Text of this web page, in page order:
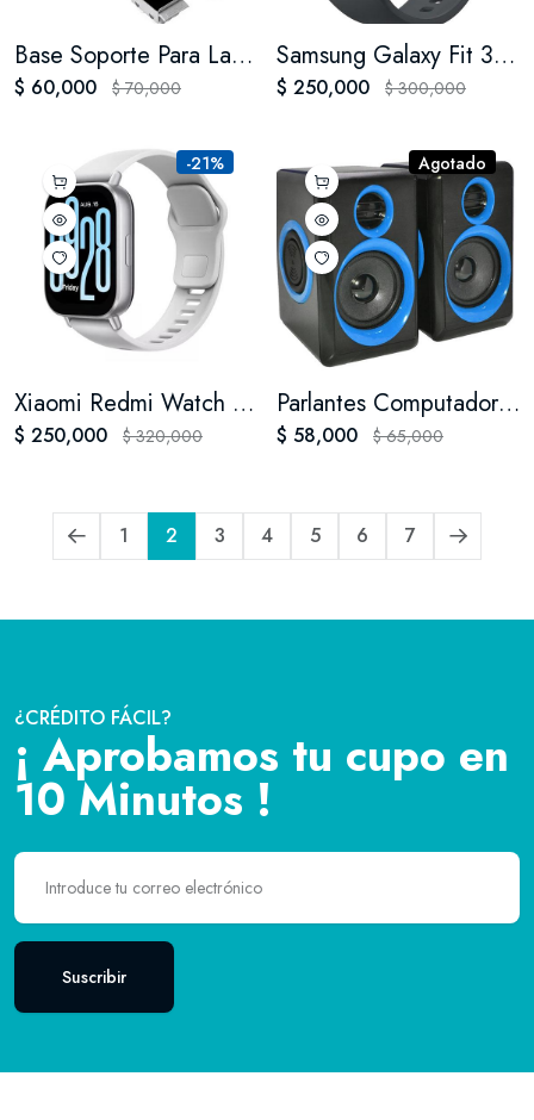
Base Soporte Para Lavadoras Neveras Muebles Ruedas Ajustable
$ 60,000 $ 70,000
Samsung Galaxy Fit 3 Smartwatch Sport, Gris Oscuro, Pantalla AMOLED 1.6", Resistencia Agua 50m
$ 250,000 $ 300,000
-21%
Xiaomi Redmi Watch 5 Active Con Hyperos Bateria 18 Días Llamadas Ipx8 Gary
$ 250,000 $ 320,000
Agotado
Parlantes Computador Usb Jaltech Super Bass
$ 58,000 $ 65,000
1 2 3 4 5 6 7
¿CRÉDITO FÁCIL?
¡ Aprobamos tu cupo en
10 Minutos !
Suscribir